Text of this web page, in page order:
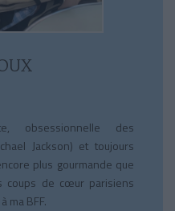
obsessionnelle des
Jackson) et toujours
plus gourmande que
coups de cœur parisiens
ma BFF.